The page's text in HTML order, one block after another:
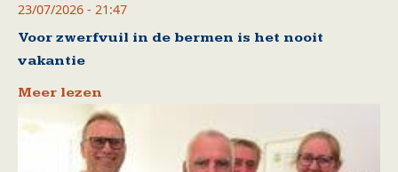
23/07/2026 - 21:47
Voor zwerfvuil in de bermen is het nooit
vakantie
Meer lezen